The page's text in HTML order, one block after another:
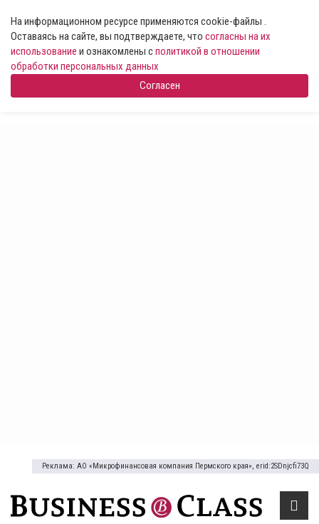
На информационном ресурсе применяются cookie-файлы .
Оставаясь на сайте, вы подтверждаете, что согласны на их
использование и ознакомлены сполитикой в отношении
обработки персональных данных
Согласен
Реклама: АО «Микрофинансовая компания Пермского края», erid:2SDnjcfi73Q